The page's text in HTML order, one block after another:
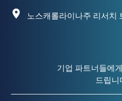
노스캐롤라이나주 리서치
기업 파트너들에
드립니